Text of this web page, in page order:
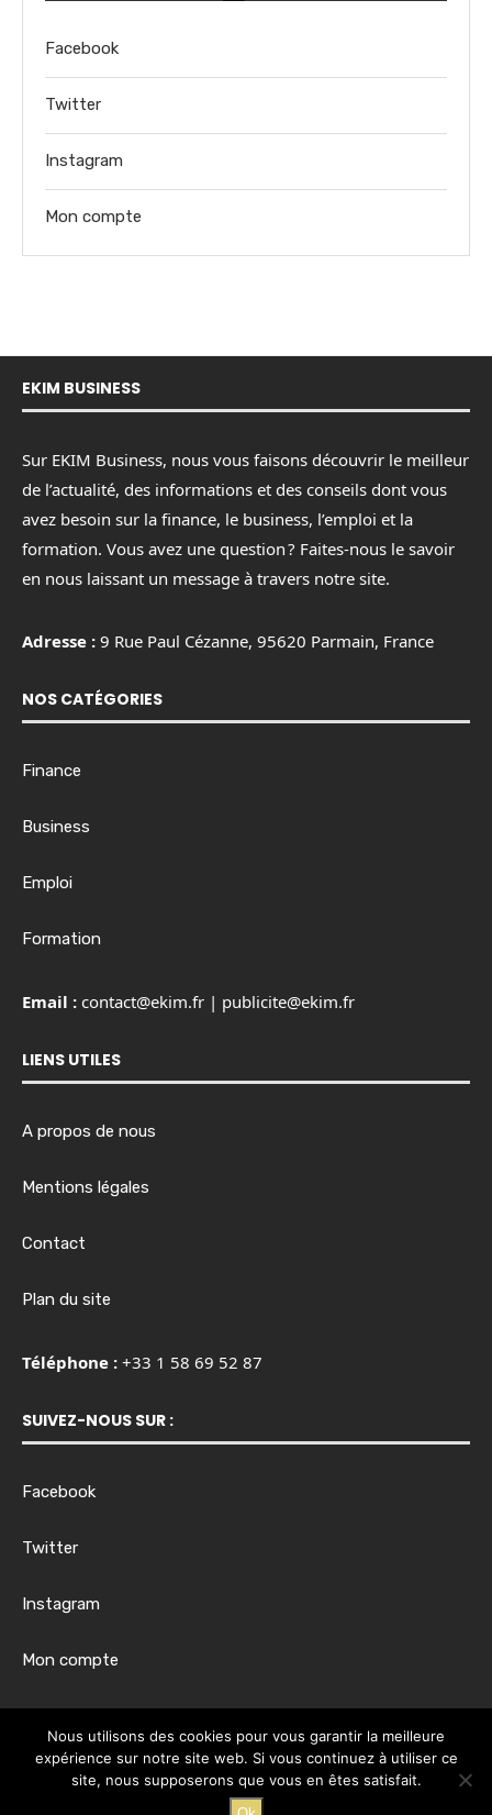
Facebook
Twitter
Instagram
Mon compte
EKIM BUSINESS
Sur EKIM Business, nous vous faisons découvrir le meilleur
de l’actualité, des informations et des conseils dont vous
avez besoin sur la finance, le business, l’emploi et la
formation. Vous avez une question ? Faites-nous le savoir
en nous laissant un message à travers notre site.
Adresse : 9 Rue Paul Cézanne, 95620 Parmain, France
NOS CATÉGORIES
Finance
Business
Emploi
Formation
Email : contact@ekim.fr | publicite@ekim.fr
LIENS UTILES
A propos de nous
Mentions légales
Contact
Plan du site
Téléphone : +33 1 58 69 52 87
SUIVEZ-NOUS SUR :
Facebook
Twitter
Instagram
Mon compte
Du lundi au vendredi, de 8h00 à 17h30
Nous utilisons des cookies pour vous garantir la meilleure
expérience sur notre site web. Si vous continuez à utiliser ce
site, nous supposerons que vous en êtes satisfait.